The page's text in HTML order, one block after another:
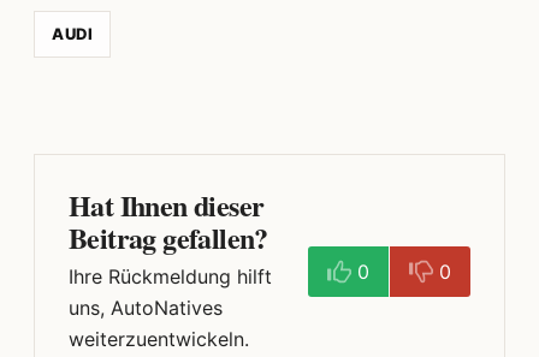
AUDI
Hat Ihnen dieser
Beitrag gefallen?
Ihre Rückmeldung hilft
uns, AutoNatives
weiterzuentwickeln.
0 0